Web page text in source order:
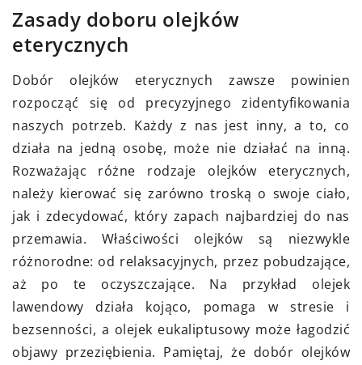
Zasady doboru olejków
eterycznych
Dobór olejków eterycznych zawsze powinien
rozpocząć się od precyzyjnego zidentyfikowania
naszych potrzeb. Każdy z nas jest inny, a to, co
działa na jedną osobę, może nie działać na inną.
Rozważając różne rodzaje olejków eterycznych,
należy kierować się zarówno troską o swoje ciało,
jak i zdecydować, który zapach najbardziej do nas
przemawia. Właściwości olejków są niezwykle
różnorodne: od relaksacyjnych, przez pobudzające,
aż po te oczyszczające. Na przykład olejek
lawendowy działa kojąco, pomaga w stresie i
bezsenności, a olejek eukaliptusowy może łagodzić
objawy przeziębienia. Pamiętaj, że dobór olejków